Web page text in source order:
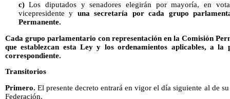
c)Los diputados y senadores elegirán por mayoría, en
vicepresidente y una secretaría por cada grupo
Permanente.
Cada grupo parlamentario con representación en la Comisión
que establezcan esta Ley y los ordenamientos aplicables, a la
correspondiente.
Transitorios
Primero. El presente decreto entrará en vigor el día siguiente al de
Federación.